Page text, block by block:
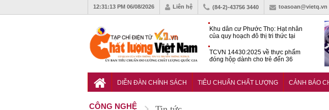
12:31:15 PM 06/08/2026 Liên hệ (84-2)-43756 3440 toasoan@vietq.vn
Khu dân cư Phước Thọ: Hạt nhân
của quy hoạch đô thị tri thức tại
TCVN 14430:2025 về thực phẩm
đóng hộp dành cho trẻ đến 36
chống nứt của hỗn hợp bê tông
DIỄN ĐÀN CHÍNH SÁCH TIÊU CHUẨN CHẤT LƯỢNG CẢNH BÁO
CÔNG NGHỆ